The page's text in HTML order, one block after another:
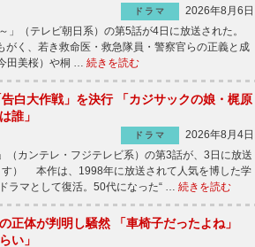
ドラマ
2026年8月6日
（テレビ朝日系）の第5話が4日に放送された。
く、若き救命医・救急隊員・警察官らの正義と成
田美桜）や桐 … 続きを読む
告白大作戦」を決行 「カジサックの娘・梶原
誰」
ドラマ
2026年8月4日
カンテレ・フジテレビ系）の第3話が、3日に放送
す） 本作は、1998年に放送されて人気を博した学
ラマとして復活。50代になった“ … 続きを読む
正体が判明し騒然 「車椅子だったよね」
い」